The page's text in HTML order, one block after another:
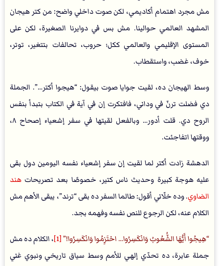
مش مجرد اهتمام أكاديمي، لكن صوت داخلي واضح: من كتر هيجان
المشهد العالمي حوالينا. مش بس في دوايرنا الصغيرة، لكن على
المستوى الإقليمي والعالمي ككل؛ حروب، تحالفات بتتغير، توتر،
خوف، غضب، واستقطاب.
وسط الهيجان ده، لقيت جوايا صوت بيقول: “هيجوا أكتر…”. الجملة
دي فضلت ترنّ في وداني، فافتكرت إن في آية في الكتاب بتبدأ بنفس
الروح دي. قلت أدور… وبالفعل لقيتها في سفر إشعياء إصحاح ٨،
ووقتها اتفاجئت.
الدهشة زادت أكتر لما لقيت إن سفر إشعياء نفسه اليومين دول بقى
عليه هوجة كبيرة وحديث ناس كتير، خصوصًا بعد تصريحات هند
الضاوي. وده خلّاني أقول: طالما السفر ده بقى “ترند”، يبقى الأهم مش
الكلام عنه، لكن الرجوع للنص نفسه وفهمه بجد.
هِيجُوا أَيُّهَا الشُّعُوبُ وَانْكَسِرُوا… احْتَزِمُوا وَانْكَسِرُوا! [1] ، الكلام ده مش
جملة عابرة، ده تحدّي إلهي للأمم وسط سياق تاريخي ونبوي غني